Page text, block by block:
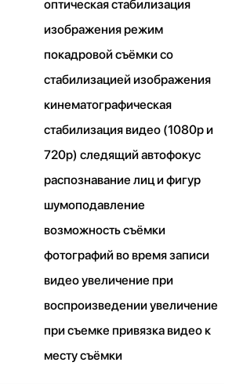
оптическая стабилизация
изображения режим
покадровой съёмки со
стабилизацией изображения
кинематографическая
стабилизация видео (1080p и
720p) следящий автофокус
распознавание лиц и фигур
шумоподавление
возможность съёмки
фотографий во время записи
видео увеличение при
воспроизведении увеличение
при съемке привязка видео к
месту съёмки